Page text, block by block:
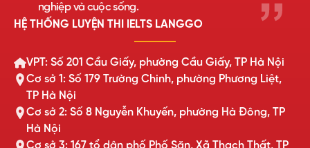
nghiệp và cuộc sống.
HỆ THỐNG LUYỆN THI IELTS LANGGO
VPT: Số 201 Cầu Giấy, phường Cầu Giấy, TP Hà Nội
Cơ sở 1: Số 179 Trường Chinh, phường Phương Liệt,
TP Hà Nội
Cơ sở 2: Số 8 Nguyễn Khuyến, phường Hà Đông, TP
Hà Nội
Cơ sở 3: 167 tổ dân phố Phố Săn, Xã Thạch Thất, TP